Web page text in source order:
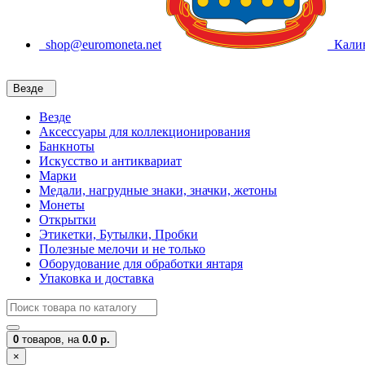
shop@euromoneta.net
Везде
Везде
Аксессуары для коллекционирования
Банкноты
Искусство и антиквариат
Марки
Медали, нагрудные знаки, значки, жетоны
Монеты
Открытки
Этикетки, Бутылки, Пробки
Полезные мелочи и не только
Оборудование для обработки янтаря
Упаковка и доставка
0 товаров, на 0.0 р.
×